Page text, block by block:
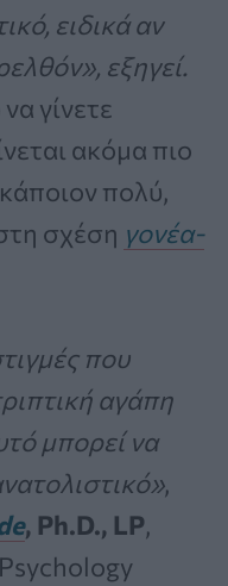
ειδικά αν
εξηγεί.
γίνετε
ακόμα πιο
πολύ,
σχέση γονέα-
που
αγάπη
μπορεί να
,
, Ph.D., LP,